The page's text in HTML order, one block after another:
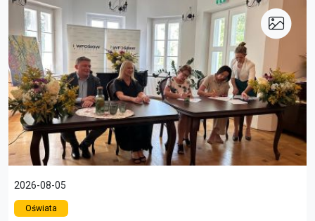
link do artykułu:
2026-08-05
Oświata